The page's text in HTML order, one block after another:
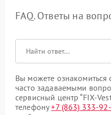
FAQ. Ответы на
Вы можете
часто задаваемыми
сервисный центр “FIX-
телефону+7 (863) 333-